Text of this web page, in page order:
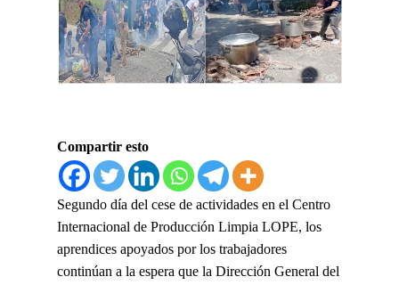
Compartir esto
Segundo día del cese de actividades en el Centro
Internacional de Producción Limpia LOPE, los
aprendices apoyados por los trabajadores
continúan a la espera que la Dirección General del